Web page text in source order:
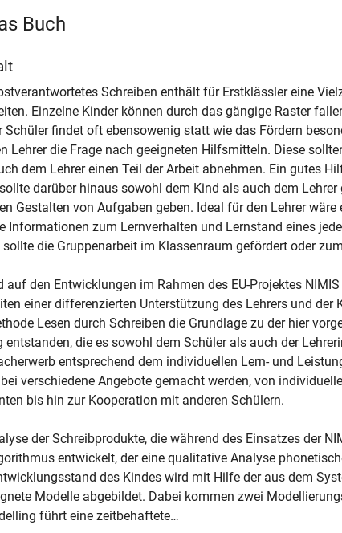
Buch
Schreiben enthält für Erstklässler eine
Einzelne Kinder können durch das gängige Raster
Schüler findet oft ebensowenig statt wie das Fördern
Lehrer die Frage nach geeigneten Hilfsmitteln. Diese
dem Lehrer einen Teil der Arbeit abnehmen. Ein gutes
darüber hinaus sowohl dem Kind als auch dem Lehrer
Gestalten von Aufgaben geben. Ideal für den Lehrer wäre
Informationen zum Lernverhalten und Lernstand eines
die Gruppenarbeit im Klassenraum gefördert oder
auf den Entwicklungen im Rahmen des EU-Projektes
einer differenzierten Unterstützung des Lehrers und der
Lesen durch Schreiben die Grundlage zu der hier
entstanden, die es sowohl dem Schüler als auch der
entsprechend dem individuellen Lern- und
verschiedene Angebote gemacht werden, von
bis hin zur Kooperation mit anderen Schülern.
der Schreibprodukte, die während des Einsatzes der
entwickelt, der eine qualitative Analyse
des Kindes wird mit Hilfe der aus dem
Modelle abgebildet. Dabei kommen zwei
führt eine zeitbehaftete…